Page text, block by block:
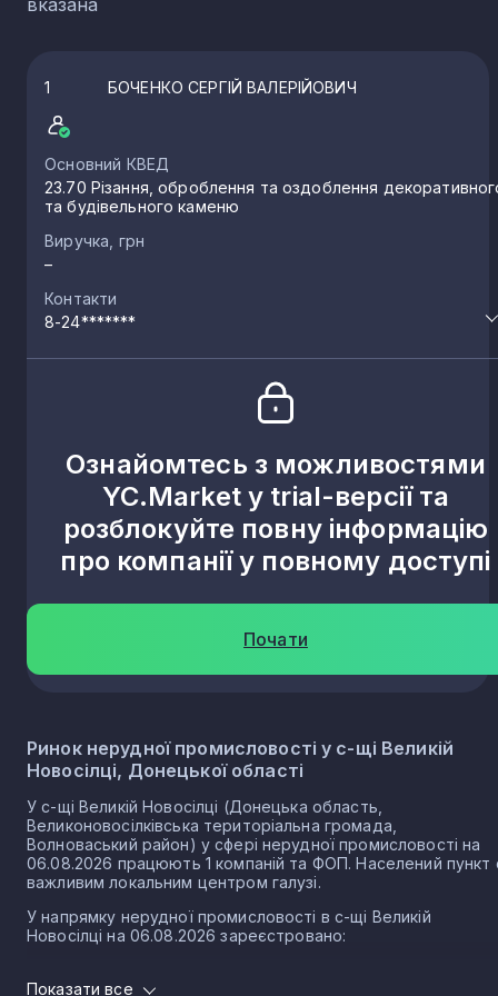
1 БОЧЕНКО СЕРГІЙ ВАЛЕРІЙОВИЧ
Основний КВЕД
23.70 Різання, оброблення та оздоблення
та будівельного каменю
Виручка, грн
–
Контакти
8-24*******
Ознайомтесь з можливостями
YC.Market у trial-версії та
розблокуйте повну інформацію
про компанії у повному доступі
Почати
Ринок нерудної промисловості у с-щі Великій
Новосілці, Донецької області
У с-щі Великій Новосілці (Донецька область,
Великоновосілківська територіальна громада,
Волноваський район) у сфері нерудної промисловості на
06.08.2026 працюють 1 компаній та ФОП. Населений пункт
важливим локальним центром галузі.
У напрямку нерудної промисловості в с-щі Великій
Новосілці на 06.08.2026 зареєстровано:
Показати все